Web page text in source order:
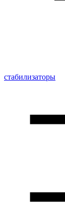
стабилизаторы